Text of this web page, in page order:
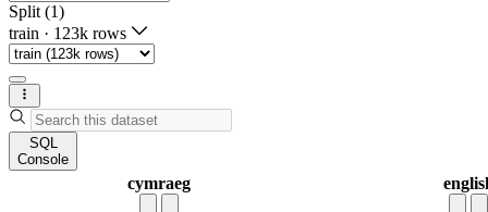
Split (1)
train · 123k rows
SQL
Console
cymraeg